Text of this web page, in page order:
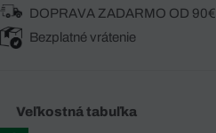
DOPRAVA ZADARMO OD 90€
Bezplatné vrátenie
Veľkostná tabuľka